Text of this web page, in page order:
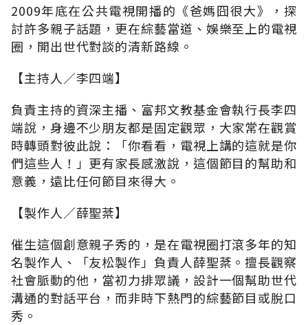
2009年底在公共電視開播的《爸媽囧很大》，探
討許多親子話題，更在綜藝當道、娛樂至上的電視
圈，開出世代對談的清新路線。
【主持人∕李四端】
負責主持的資深主播、富邦文教基金會執行長李四
端說，身邊不少朋友都是固定觀眾，大家常在觀賞
時轉頭對彼此說：「你看看，電視上講的這就是你
們這些人！」更有家長感激說，這個節目的幫助和
意義，遠比任何節目來得大。
【製作人∕薛聖棻】
催生這個創意親子秀的，是在電視圈打滾多年的知
名製作人、「友松製作」負責人薛聖棻。擅長觀察
社會脈動的他，當初力排眾議，設計一個幫助世代
溝通的對話平台，而非時下熱門的綜藝節目或脫口
秀。